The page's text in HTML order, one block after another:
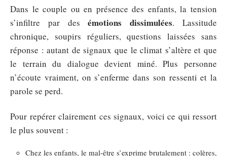
Dans le couple ou en présence des enfants, la tension
s’infiltre par desémotions dissimulées. Lassitude
chronique, soupirs réguliers, questions laissées sans
réponse : autant de signaux que le climat s’altère et que
le terrain du dialogue devient miné. Plus personne
n’écoute vraiment, on s’enferme dans son ressenti et la
parole se perd.
Pour repérer clairement ces signaux, voici ce qui ressort
le plus souvent :
Chez les enfants, le mal-être s’exprime brutalement : colères,